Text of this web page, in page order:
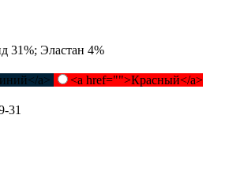
31%; Эластан 4%
a>
<a href="">Красный</a>
31